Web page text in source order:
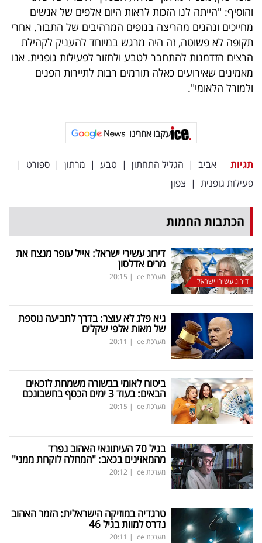
והוסיף: "הייתה לנו הזכות לראות היום אלפים של אנשים
מחייכים ונהנים מהריצה בנופים המרהיבים של התבור. אחרי
תקופה לא פשוטה, זה היה מרגש במיוחד להעניק לקהילת
הרצים הזדמנות להתחבר לטבע ולחזור לפעילות גופנית. אנו
מאמינים שאירועים כאלה תורמים רבות לתיירות הפנים
ולמורל הלאומי".
עקבו אחרינו
תגיות אביב | הגליל התחתון | טבע | מרתון | ספורט |
פעילות גופנית | צפון
הכתבות החמות
דירוג עשירי ישראל
דירוג עשירי ישראל: אייל עופר מנצח את
מרים אדלסון
מערכת ice |
20:15
גיא פלג לא עוצר: בדרך לתביעה נוספת
של מאות אלפי שקלים
מערכת ice |
20:11
ביטוח לאומי בבשורה משמחת לזכאים
הבאים: בעוד 3 ימים הכסף בחשבונכם
מערכת ice |
20:15
בגיל 70 העיתונאי האהוב נפרד
מהמאזינים בכאב: "המחלה לוקחת ממני"
מערכת ice |
20:12
טרגדיה במוזיקה הישראלית: הזמר האהוב
נדרס למוות בגיל 46
מערכת ice |
20:11